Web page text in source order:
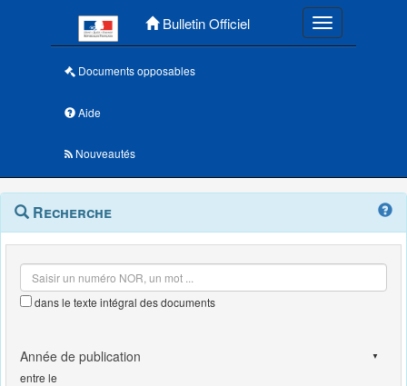
Bulletin Officiel Toggle
Documents opposables
Aide
Nouveautés
Navigation
outils
Menu
contextuel
Recherche
dans le texte intégral des documents
entre le